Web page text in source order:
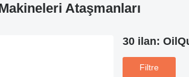
Ataşmanları
30 ilan:
Filtre